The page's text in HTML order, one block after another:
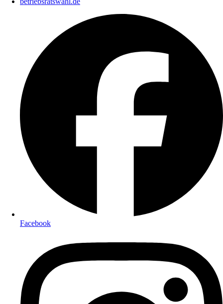
Facebook